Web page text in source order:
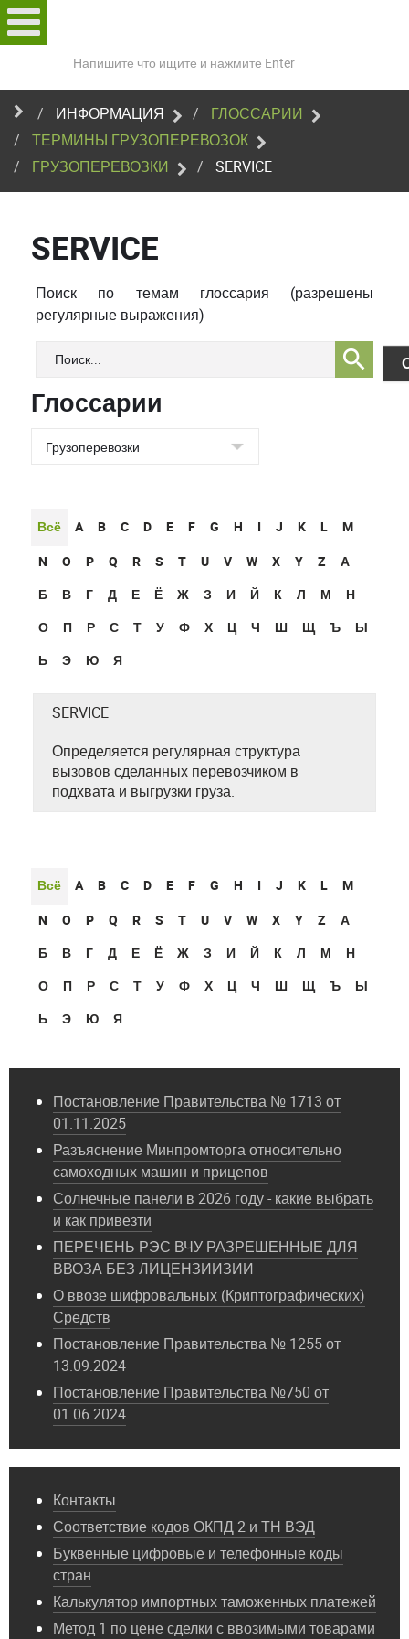
сайту
ИНФОРМАЦИЯ
ГЛОССАРИИ
ТЕРМИНЫ ГРУЗОПЕРЕВОЗОК
ГРУЗОПЕРЕВОЗКИ
SERVICE
SERVICE
Поиск по темам глоссария (разрешены
регулярные выражения)
Глоссарии
Всё A B C D E F G H I J K L
M
N
O P Q R S T U V W X Y Z
А
Б
В Г Д Е Ё Ж З И Й К Л М
Н
О
П Р С Т У Ф Х Ц Ч Ш Щ Ъ
Ы
Ь
Э Ю Я
SERVICE
Определяется регулярная структура
вызовов сделанных перевозчиком в
подхвата и выгрузки груза.
Всё A B C D E F G H I J K L
M
N
O P Q R S T U V W X Y Z
А
Б
В Г Д Е Ё Ж З И Й К Л М
Н
О
П Р С Т У Ф Х Ц Ч Ш Щ Ъ
Ы
Ь
Э Ю Я
Постановление Правительства № 1713 от
01.11.2025
Разъяснение Минпромторга относительно
самоходных машин и прицепов
Солнечные панели в 2026 году - какие выбрать
и как привезти
ПЕРЕЧЕНЬ РЭС ВЧУ РАЗРЕШЕННЫЕ ДЛЯ
ВВОЗА БЕЗ ЛИЦЕНЗИИЗИИ
О ввозе шифровальных (Криптографических)
Средств
Постановление Правительства № 1255 от
13.09.2024
Постановление Правительства №750 от
01.06.2024
Контакты
Соответствие кодов ОКПД 2 и ТН ВЭД
Буквенные цифровые и телефонные коды
стран
Калькулятор импортных таможенных платежей
Метод 1 по цене сделки с ввозимыми товарами